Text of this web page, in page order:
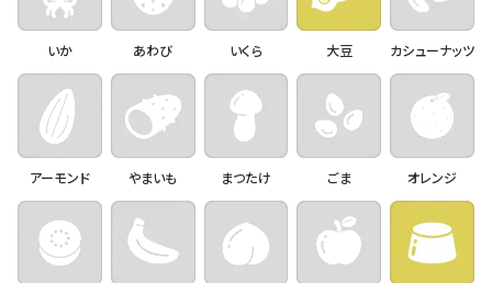
いか あわび いくら 大豆 カシューナッツ
アーモンド やまいも まつたけ ごま オレンジ